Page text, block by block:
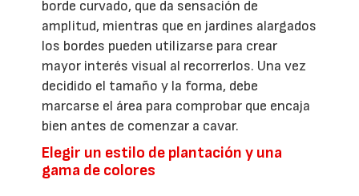
borde curvado, que da sensación de
amplitud, mientras que en jardines alargados
los bordes pueden utilizarse para crear
mayor interés visual al recorrerlos. Una vez
decidido el tamaño y la forma, debe
marcarse el área para comprobar que encaja
bien antes de comenzar a cavar.
Elegir un estilo de plantación y una
gama de colores